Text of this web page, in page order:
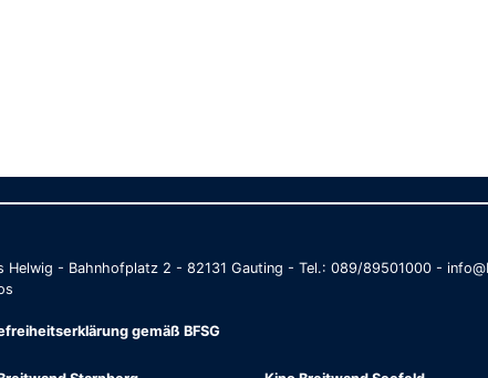
- Bahnhofplatz 2 - 82131 Gauting - Tel.: 089/89501000 -
gemäß BFSG